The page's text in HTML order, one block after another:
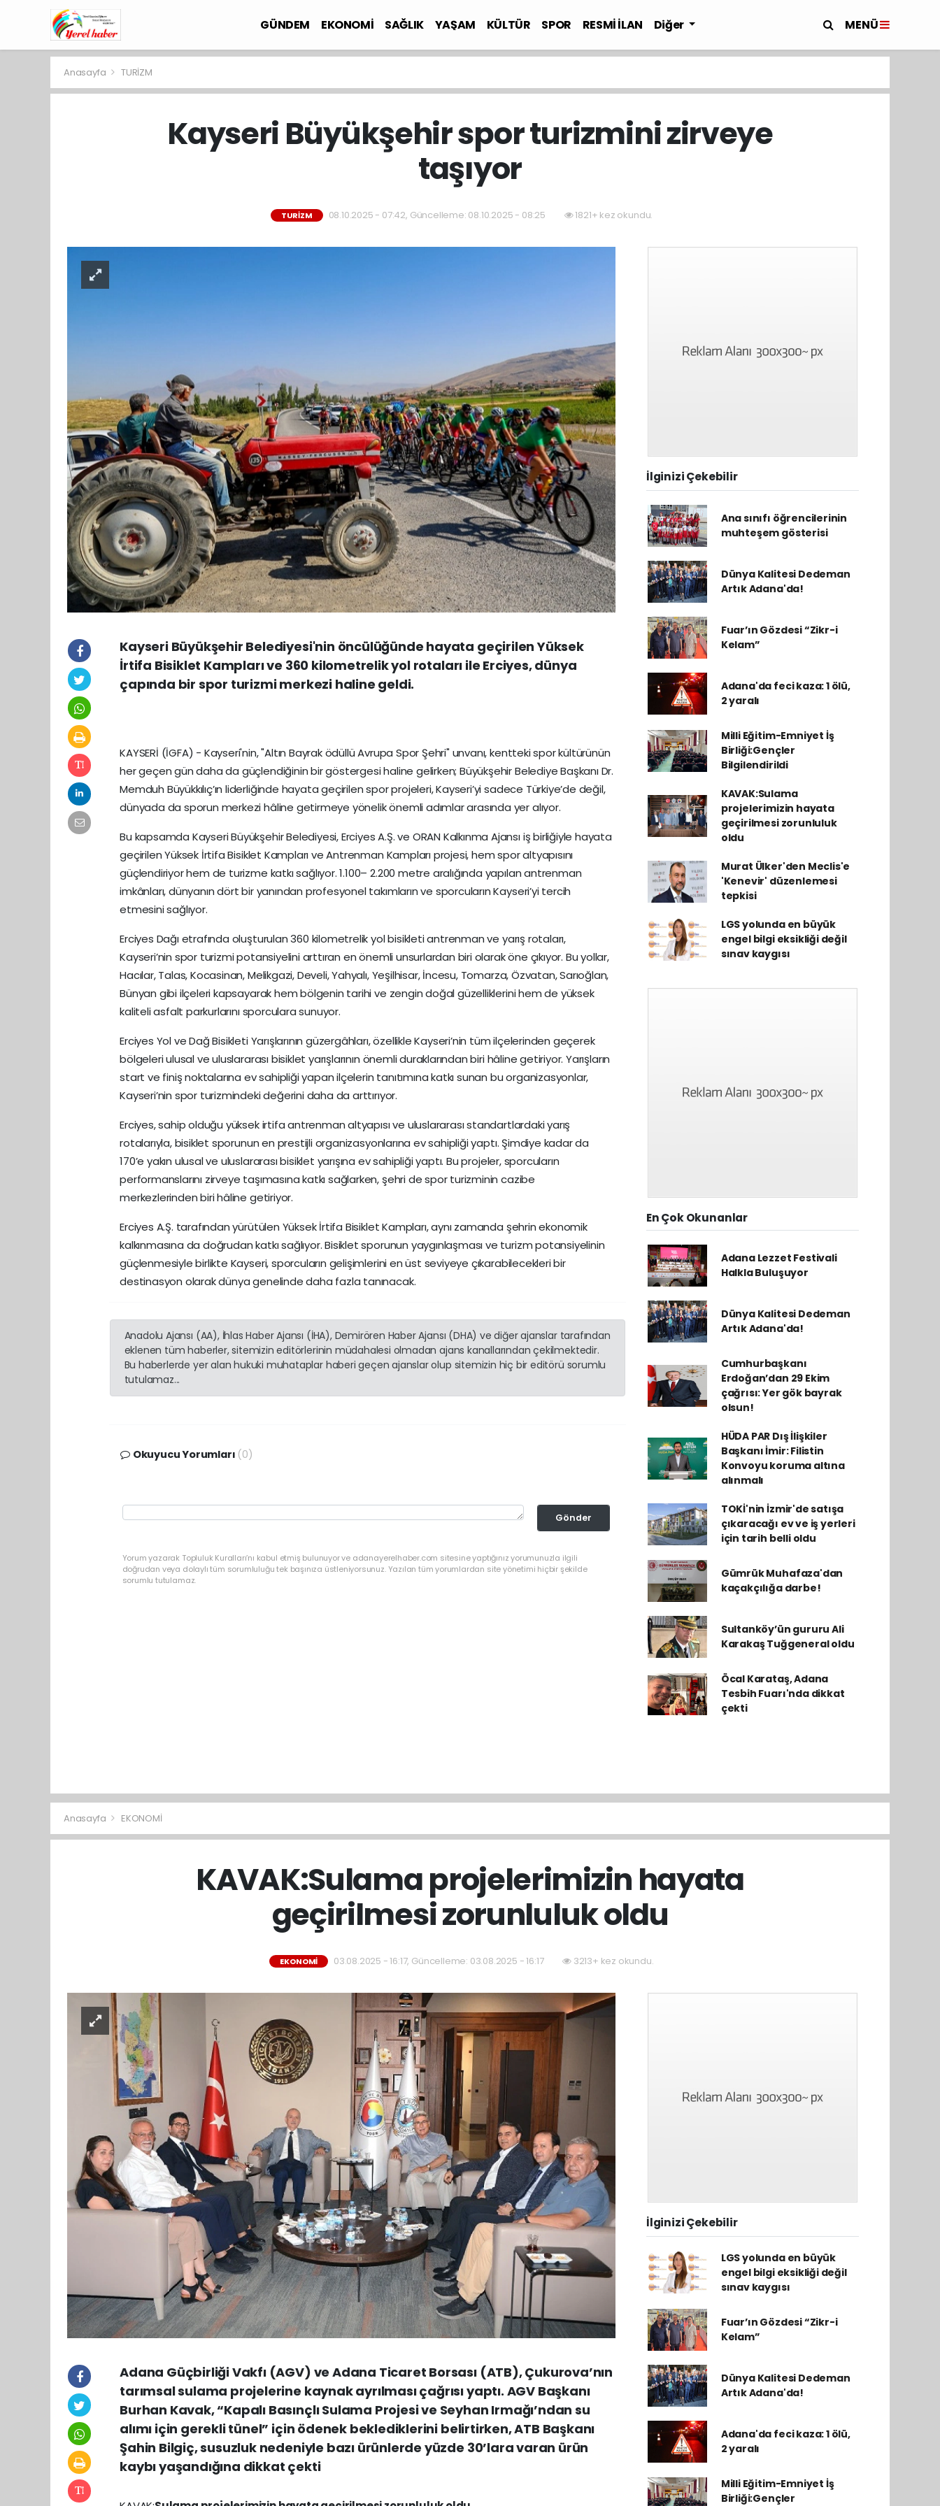
GÜNDEM EKONOMİ SAĞLIK YAŞAM KÜLTÜR SPOR RESMİ İLAN Diğer MENÜ
Anasayfa TURİZM
Kayseri Büyükşehir spor turizmini zirveye
taşıyor
TURİZM 08.10.2025 - 07:42, Güncelleme: 08.10.2025 - 08:25 1821+ kez okundu.
Kayseri Büyükşehir Belediyesi'nin öncülüğünde hayata geçirilen Yüksek
İrtifa Bisiklet Kampları ve 360 kilometrelik yol rotaları ile Erciyes, dünya
çapında bir spor turizmi merkezi haline geldi.
KAYSERİ (İGFA) - Kayseri'nin, "Altın Bayrak ödüllü Avrupa Spor Şehri" unvanı, kentteki spor kültürünün
her geçen gün daha da güçlendiğinin bir göstergesi haline gelirken; Büyükşehir Belediye Başkanı Dr.
Memduh Büyükkılıç’ın liderliğinde hayata geçirilen spor projeleri, Kayseri’yi sadece Türkiye’de değil,
dünyada da sporun merkezi hâline getirmeye yönelik önemli adımlar arasında yer alıyor.
Bu kapsamda Kayseri Büyükşehir Belediyesi, Erciyes A.Ş. ve ORAN Kalkınma Ajansı iş birliğiyle hayata
geçirilen Yüksek İrtifa Bisiklet Kampları ve Antrenman Kampları projesi, hem spor altyapısını
güçlendiriyor hem de turizme katkı sağlıyor. 1.100– 2.200 metre aralığında yapılan antrenman
imkânları, dünyanın dört bir yanından profesyonel takımların ve sporcuların Kayseri’yi tercih
etmesini sağlıyor.
Erciyes Dağı etrafında oluşturulan 360 kilometrelik yol bisikleti antrenman ve yarış rotaları,
Kayseri’nin spor turizmi potansiyelini arttıran en önemli unsurlardan biri olarak öne çıkıyor. Bu yollar,
Hacılar, Talas, Kocasinan, Melikgazi, Develi, Yahyalı, Yeşilhisar, İncesu, Tomarza, Özvatan, Sarıoğlan,
Bünyan gibi ilçeleri kapsayarak hem bölgenin tarihi ve zengin doğal güzelliklerini hem de yüksek
kaliteli asfalt parkurlarını sporculara sunuyor.
Erciyes Yol ve Dağ Bisikleti Yarışlarının güzergâhları, özellikle Kayseri’nin tüm ilçelerinden geçerek
bölgeleri ulusal ve uluslararası bisiklet yarışlarının önemli duraklarından biri hâline getiriyor. Yarışların
start ve finiş noktalarına ev sahipliği yapan ilçelerin tanıtımına katkı sunan bu organizasyonlar,
Kayseri’nin spor turizmindeki değerini daha da arttırıyor.
Erciyes, sahip olduğu yüksek irtifa antrenman altyapısı ve uluslararası standartlardaki yarış
rotalarıyla, bisiklet sporunun en prestijli organizasyonlarına ev sahipliği yaptı. Şimdiye kadar da
170’e yakın ulusal ve uluslararası bisiklet yarışına ev sahipliği yaptı. Bu projeler, sporcuların
performanslarını zirveye taşımasına katkı sağlarken, şehri de spor turizminin cazibe
merkezlerinden biri hâline getiriyor.
Erciyes A.Ş. tarafından yürütülen Yüksek İrtifa Bisiklet Kampları, aynı zamanda şehrin ekonomik
kalkınmasına da doğrudan katkı sağlıyor. Bisiklet sporunun yaygınlaşması ve turizm potansiyelinin
güçlenmesiyle birlikte Kayseri, sporcuların gelişimlerini en üst seviyeye çıkarabilecekleri bir
destinasyon olarak dünya genelinde daha fazla tanınacak.
Anadolu Ajansı (AA), İhlas Haber Ajansı (İHA), Demirören Haber Ajansı (DHA) ve diğer ajanslar tarafından
eklenen tüm haberler, sitemizin editörlerinin müdahalesi olmadan ajans kanallarından çekilmektedir.
Bu haberlerde yer alan hukuki muhataplar haberi geçen ajanslar olup sitemizin hiç bir editörü sorumlu
tutulamaz...
Okuyucu Yorumları (0)
Gönder
Yorum yazarak Topluluk Kuralları’nı kabul etmiş bulunuyor ve adanayerelhaber.com sitesine yaptığınız yorumunuzla ilgili
doğrudan veya dolaylı tüm sorumluluğu tek başınıza üstleniyorsunuz. Yazılan tüm yorumlardan site yönetimi hiçbir şekilde
sorumlu tutulamaz.
İlginizi Çekebilir
Ana sınıfı öğrencilerinin
muhteşem gösterisi
Dünya Kalitesi Dedeman
Artık Adana'da!
Fuar’ın Gözdesi “Zikr-i
Kelam”
Adana'da feci kaza: 1 ölü,
2 yaralı
Milli Eğitim-Emniyet İş
Birliği:Gençler
Bilgilendirildi
KAVAK:Sulama
projelerimizin hayata
geçirilmesi zorunluluk
oldu
Murat Ülker'den Meclis'e
'Kenevir' düzenlemesi
tepkisi
LGS yolunda en büyük
engel bilgi eksikliği değil
sınav kaygısı
En Çok Okunanlar
Adana Lezzet Festivali
Halkla Buluşuyor
Dünya Kalitesi Dedeman
Artık Adana'da!
Cumhurbaşkanı
Erdoğan’dan 29 Ekim
çağrısı: Yer gök bayrak
olsun!
HÜDA PAR Dış İlişkiler
Başkanı İmir: Filistin
Konvoyu koruma altına
alınmalı
TOKİ'nin İzmir'de satışa
çıkaracağı ev ve iş yerleri
için tarih belli oldu
Gümrük Muhafaza'dan
kaçakçılığa darbe!
Sultanköy’ün gururu Ali
Karakaş Tuğgeneral oldu
Öcal Karataş, Adana
Tesbih Fuarı'nda dikkat
çekti
Anasayfa EKONOMİ
KAVAK:Sulama projelerimizin hayata
geçirilmesi zorunluluk oldu
EKONOMİ 03.08.2025 - 16:17, Güncelleme: 03.08.2025 - 16:17 3213+ kez okundu.
Adana Güçbirliği Vakfı (AGV) ve Adana Ticaret Borsası (ATB), Çukurova’nın
tarımsal sulama projelerine kaynak ayrılması çağrısı yaptı. AGV Başkanı
Burhan Kavak, “Kapalı Basınçlı Sulama Projesi ve Seyhan Irmağı’ndan su
alımı için gerekli tünel” için ödenek beklediklerini belirtirken, ATB Başkanı
Şahin Bilgiç, susuzluk nedeniyle bazı ürünlerde yüzde 30’lara varan ürün
kaybı yaşandığına dikkat çekti
İlginizi Çekebilir
LGS yolunda en büyük
engel bilgi eksikliği değil
sınav kaygısı
Fuar’ın Gözdesi “Zikr-i
Kelam”
Dünya Kalitesi Dedeman
Artık Adana'da!
Adana'da feci kaza: 1 ölü,
2 yaralı
Milli Eğitim-Emniyet İş
Birliği:Gençler